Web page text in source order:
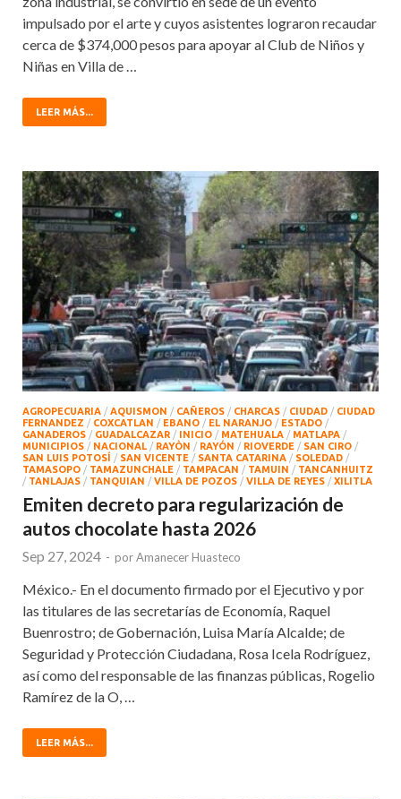
impulsado por el arte y cuyos asistentes lograron recaudar
cerca de $374,000 pesos para apoyar al Club de Niños y
Niñas en Villa de …
LEER MÁS...
AGROPECUARIA / AQUISMON / CAÑEROS / CHARCAS / CIUDAD / CIUDAD
FERNANDEZ / COXCATLAN / EBANO / EL NARANJO / ESTADO /
GANADEROS / GUADALCAZAR / INICIO / MATEHUALA / MATLAPA /
MUNICIPIOS / NACIONAL / RAYÒN / RAYÓN / RIOVERDE / SAN CIRO /
SAN LUIS POTOSÍ / SAN VICENTE / SANTA CATARINA / SOLEDAD /
TAMASOPO / TAMAZUNCHALE / TAMPACAN / TAMUIN / TANCANHUITZ
/ TANLAJAS / TANQUIAN / VILLA DE POZOS / VILLA DE REYES / XILITLA
Emiten decreto para regularización de
autos chocolate hasta 2026
Sep 27, 2024 - porAmanecer Huasteco
México.- En el documento firmado por el Ejecutivo y por
las titulares de las secretarías de Economía, Raquel
Buenrostro; de Gobernación, Luisa María Alcalde; de
Seguridad y Protección Ciudadana, Rosa Icela Rodríguez,
así como del responsable de las finanzas públicas, Rogelio
Ramírez de la O, …
LEER MÁS...